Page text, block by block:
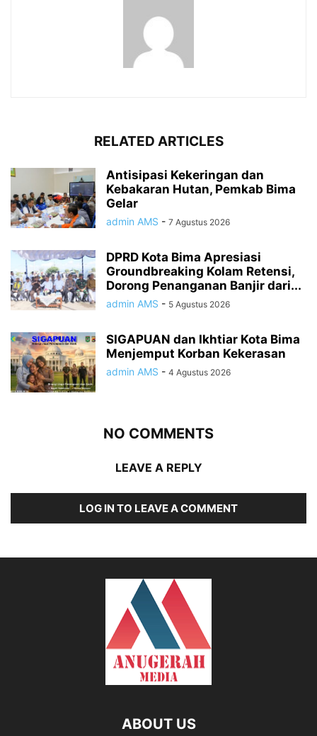
RELATED ARTICLES
Antisipasi Kekeringan dan
Kebakaran Hutan, Pemkab Bima
Gelar
admin AMS - 7 Agustus 2026
DPRD Kota Bima Apresiasi
Groundbreaking Kolam Retensi,
Dorong Penanganan Banjir dari...
admin AMS - 5 Agustus 2026
SIGAPUAN dan Ikhtiar Kota Bima
Menjemput Korban Kekerasan
admin AMS - 4 Agustus 2026
NO COMMENTS
LEAVE A REPLY
LOG IN TO LEAVE A COMMENT
ABOUT US